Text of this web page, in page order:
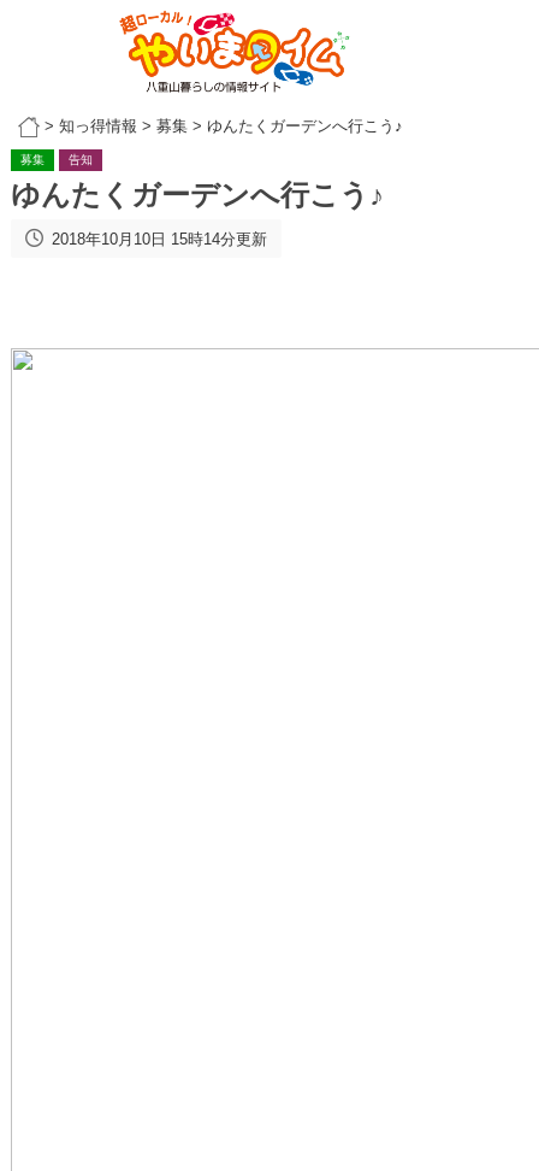
> 知っ得情報 > 募集> ゆんたくガーデンへ行こう♪
募集 告知
ゆんたくガーデンへ行こう♪
2018年10月10日 15時14分更新